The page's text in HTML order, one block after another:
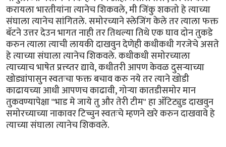
करायला भारतीयांना त्यानेच शिकवले, मी जिंकु शकतो हे त्याच्या
संघाला त्यानेच सांगितले. समोरच्याने स्लेजिंग केले तर त्याला फक्त
बॅटने उत्तर देउन भागत नाही तर तिथल्या तिथे एक घाव दोन तुकडे
करुन त्याला त्याची लायकी दाखवुन देणेही कधीकधी गरजेचे असते
हे त्याच्या संघाला त्यानेच शिकवले. कधीकधी समोरच्याला
त्याच्याच भाषेत प्रत्त्य्तर द्यावे, कधीतरी आपण केवळ दुसर्‍याच्या
खोड्यांपासुन स्वतःचा फक्त बचाव करु नये तर त्याने खोडी
काढायच्या आधी आपणच काढावी, गोर्‍या कातडीसमोर मान
तुकवण्यापेक्षा "भाड मे जाये तु और तेरी टीम" हा अ‍ॅटिट्युड दाखवुन
समोरच्याच्या नाकावर टिच्चुन स्वतःचे म्हणने खरे करुन दाखवावे हे
त्याच्या संघाला त्यानेच शिकवले.